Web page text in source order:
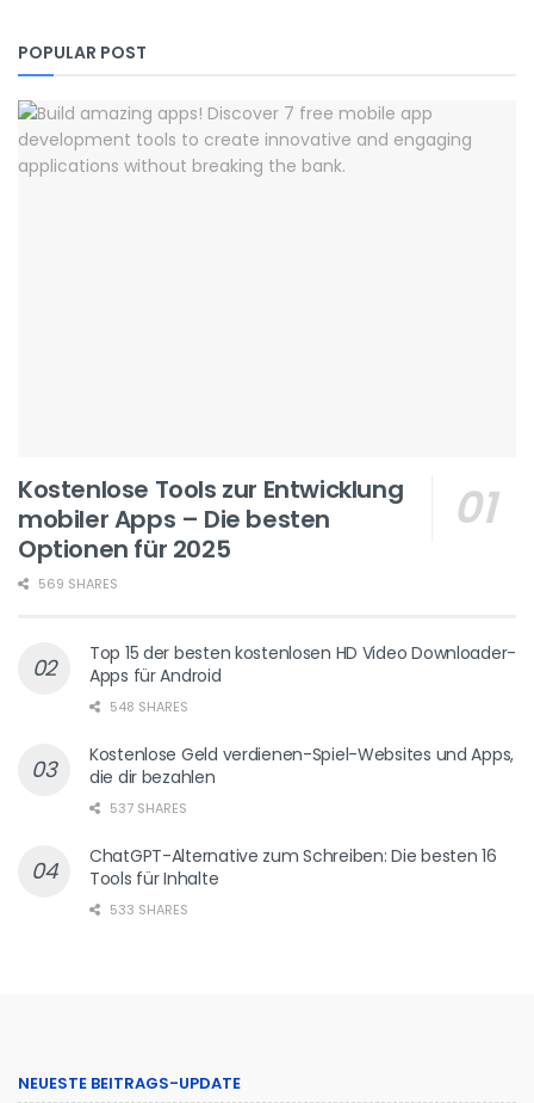
POPULAR POST
Kostenlose Tools zur Entwicklung
mobiler Apps – Die besten
Optionen für 2025
569 SHARES
Top 15 der besten kostenlosen HD Video Downloader-
Apps für Android
548 SHARES
Kostenlose Geld verdienen-Spiel-Websites und Apps,
die dir bezahlen
537 SHARES
ChatGPT-Alternative zum Schreiben: Die besten 16
Tools für Inhalte
533 SHARES
NEUESTE BEITRAGS-UPDATE